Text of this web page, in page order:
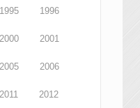
1995 1996
2000 2001
2005 2006
2011 2012